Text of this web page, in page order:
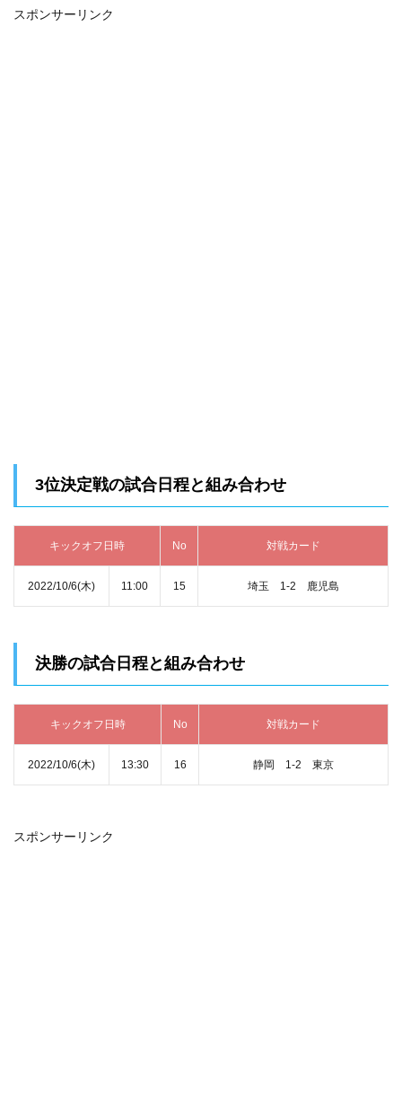
スポンサーリンク
3位決定戦の試合日程と組み合わせ
キックオフ日時 No 対戦カード
2022/10/6(木) 11:00 15 埼玉 1‐2 鹿児島
決勝の試合日程と組み合わせ
キックオフ日時 No 対戦カード
2022/10/6(木) 13:30 16 静岡 1‐2 東京
スポンサーリンク